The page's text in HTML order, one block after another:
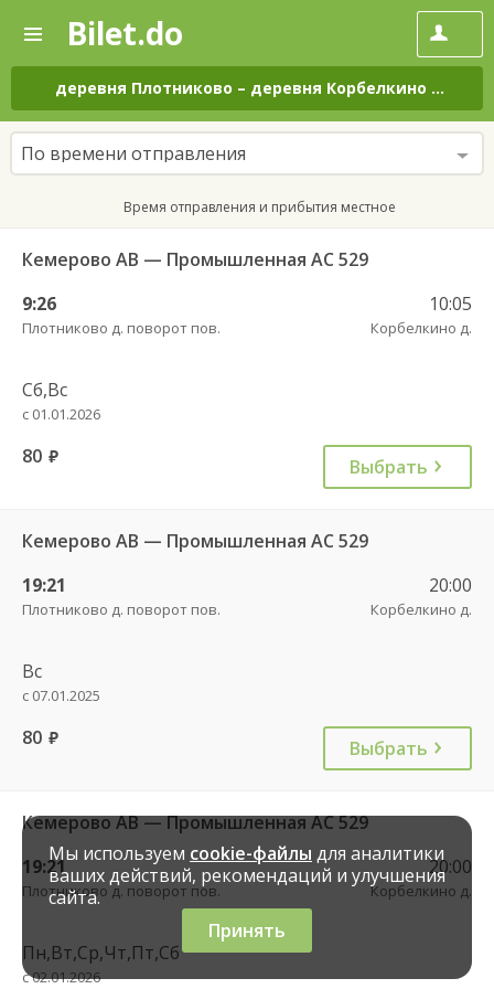
—
Поиск
и
покупка
билетов
на
автобус
онлайн
Bilet.do
деревня Плотниково – деревня Корбелкино на
По времени отправления
Время отправления и прибытия местное
Кемерово АВ — Промышленная АС 529
9:26
Плотниково д. поворот пов.
10:05
Корбелкино д.
Сб,Вс
с 01.01.2026
80 руб. Выбрать
Кемерово АВ — Промышленная АС 529
19:21
Плотниково д. поворот пов.
20:00
Корбелкино д.
Вс
с 07.01.2025
80 руб. Выбрать
Кемерово АВ — Промышленная АС 529
19:21
Плотниково д. поворот пов.
20:00
Корбелкино д.
Пн,Вт,Ср,Чт,Пт,Сб
с 02.01.2026
Мы используем cookie-файлы для аналитики
ваших действий, рекомендаций и улучшения
сайта.
Принять